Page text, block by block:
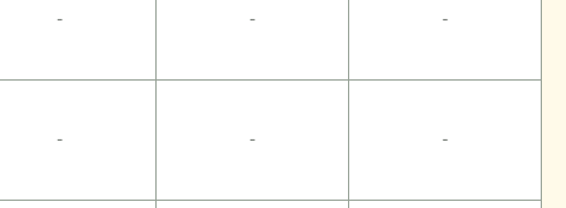
- - -
- - -